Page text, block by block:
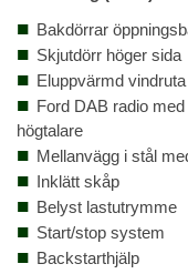
Bakdörrar
Skjutdörr höger sida
Eluppvärmd vindruta
Ford DAB radio
högtalare
Mellanvägg i stål
Inklätt skåp
Belyst lastutrymme
Start/stop system
Backstarthjälp